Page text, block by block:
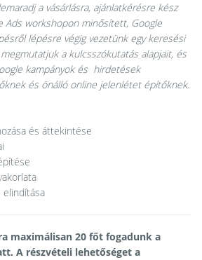
a vásárlásra, ajánlatkérésre kész
Ads workshopon minősített, Google
lépésre végig vezetünk egy keresési
a kulcsszókutatás alapjait, és
kampányok és hirdetések
és önálló online jelenlétet építőknek.
és áttekintése
elindítása
maximálisan 20 főt fogadunk a
A részvételi lehetőséget a